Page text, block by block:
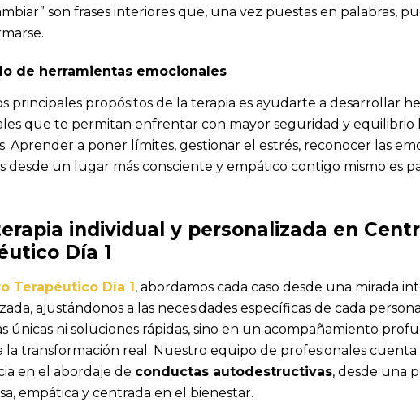
son frases interiores que, una vez puestas en palabras,
de herramientas emocionales
principales propósitos de la terapia es ayudarte a desarrollar
que te permitan enfrentar con mayor seguridad y equilibrio
Aprender a poner límites, gestionar el estrés, reconocer las
desde un lugar más consciente y empático contigo mismo es
individual y personalizada en
Día 1
Terapéutico Día 1, abordamos cada caso desde una mirada
ajustándonos a las necesidades específicas de cada
únicas ni soluciones rápidas, sino en un acompañamiento
la transformación real. Nuestro equipo de profesionales cuenta
en el abordaje de conductas autodestructivas, desde una
empática y centrada en el bienestar.